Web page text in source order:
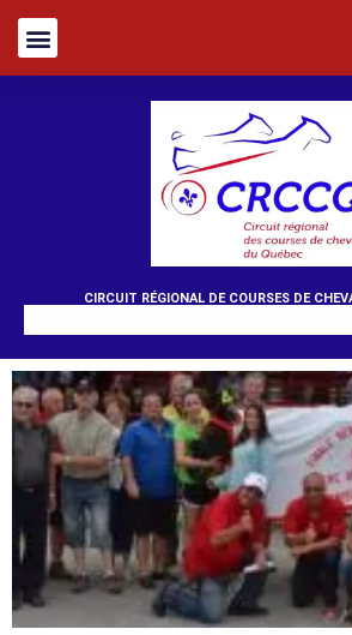
CIRCUIT RÉGIONAL DE COURSES DE